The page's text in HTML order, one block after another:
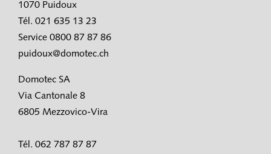
1070 Puidoux
Tél. 021 635 13 23
Service 0800 87 87 86
puidoux@domotec.ch
Domotec SA
Via Cantonale 8
6805 Mezzovico-Vira
Tél. 062 787 87 87